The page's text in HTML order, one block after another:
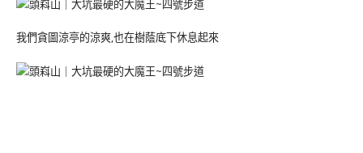
我們貪圖涼亭的涼爽,也在樹蔭底下休息起來